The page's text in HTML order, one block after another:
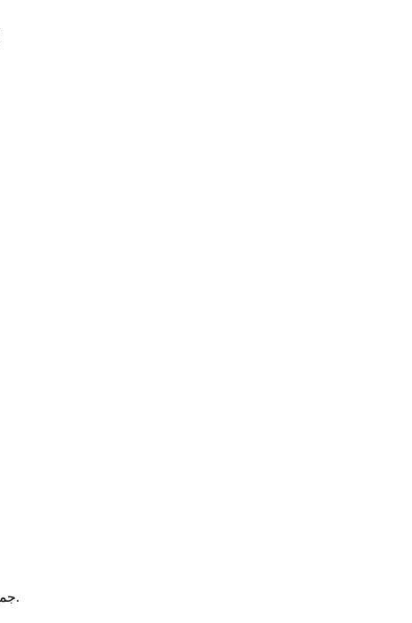
حقوق الطبع والنشر © 2026 Iknoor Media. جميع الحقوق محفوظة.